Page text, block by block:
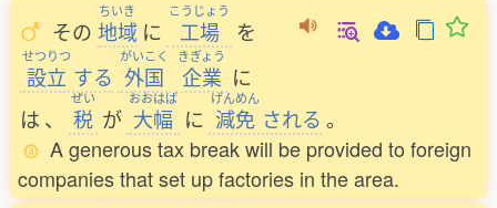
その
ちいき
地域 に
こうじょう
工場 を
せつりつ
設立 する
がいこく
外国
きぎょう
企業 に
は 、
ぜい
税 が
おおはば
大幅 に
げんめん
減免 される 。
A generous tax break will be provided to foreign
companies that set up factories in the area.